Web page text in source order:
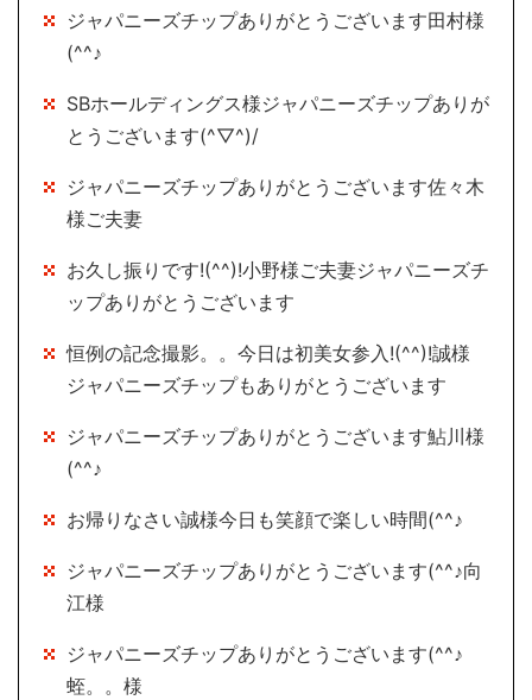
ジャパニーズチップありがとうございます田村様
(^^♪
SBホールディングス様ジャパニーズチップありが
とうございます(^▽^)/
ジャパニーズチップありがとうございます佐々木
様ご夫妻
お久し振りです!(^^)!小野様ご夫妻ジャパニーズチ
ップありがとうございます
恒例の記念撮影。。今日は初美女参入!(^^)!誠様
ジャパニーズチップもありがとうございます
ジャパニーズチップありがとうございます鮎川様
(^^♪
お帰りなさい誠様今日も笑顔で楽しい時間(^^♪
ジャパニーズチップありがとうございます(^^♪向
江様
ジャパニーズチップありがとうございます(^^♪
蛭。。様